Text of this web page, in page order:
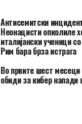
Антисемитски
Неонацисти опколиле
италијански ученици
Рим бара брза истрага
Во првите шест
обиди за кибер напади